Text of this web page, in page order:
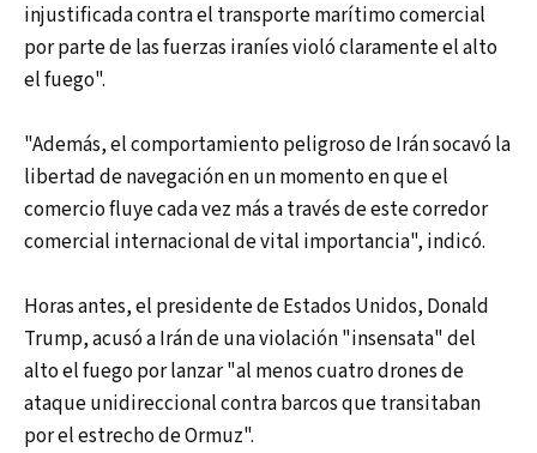
injustificada contra el transporte marítimo comercial
por parte de las fuerzas iraníes violó claramente el alto
el fuego".
"Además, el comportamiento peligroso de Irán socavó la
libertad de navegación en un momento en que el
comercio fluye cada vez más a través de este corredor
comercial internacional de vital importancia", indicó.
Horas antes, el presidente de Estados Unidos, Donald
Trump, acusó a Irán de una violación "insensata" del
alto el fuego por lanzar "al menos cuatro drones de
ataque unidireccional contra barcos que transitaban
por el estrecho de Ormuz".